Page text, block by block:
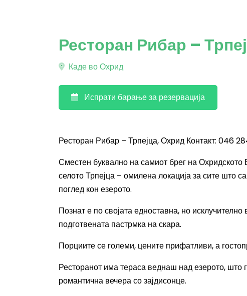
Ресторан Рибар –
Каде во Охрид
Испрати барање за резервација
Ресторан Рибар – Трпејца, Охрид Контакт: 046
Сместен буквално на самиот брег на Охридското
селото Трпејца – омилена локација за сите што
поглед кон езерото.
Познат е по својата едноставна, но
подготвената пастрмка на скара.
Порциите се големи, цените прифатливи, а
Ресторанот има тераса веднаш над езерото, што
романтична вечера со зајдисонце.